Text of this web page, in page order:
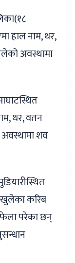
हाल नाम, थर,
अवस्थामा
थर, वतन
शव
करिब
फेला परेका छन्